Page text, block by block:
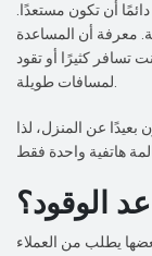
أن تكون مستعدًا.
معرفة أن المساعدة
تسافر كثيرًا أو تقود
لمسافات طويلة.
عن المنزل، لذا
الوقود؟
يطلب من العملاء